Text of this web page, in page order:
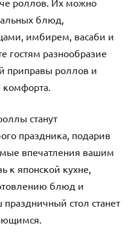
блюд,
имбирем, васаби и
гостям разнообразие
приправы роллов и
комфорта.
станут
праздника, подарив
впечатления вашим
к японской кухне,
блюд и
стол станет